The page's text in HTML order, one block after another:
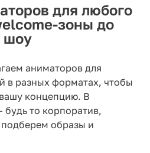
фотографии и видео на
аниматоры подходят к
аудитории — никаких
аниматоров на
костюмах
генерируют
для любого
зоны до
шоу
аниматоров для
в разных форматах, чтобы
концепцию. В
будь то корпоратив,
образы и